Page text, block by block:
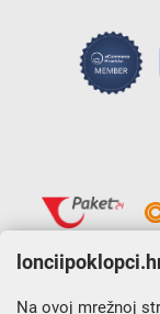
Na ovoj mrežnoj